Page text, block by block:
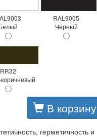
RAL9005
Чёрный
RR32
В корзину
герметичность и